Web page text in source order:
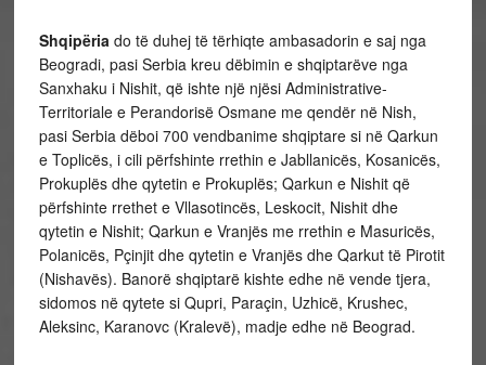
Shqipëria do të duhej të tërhiqte ambasadorin e saj nga
Beogradi, pasi Serbia kreu dëbimin e shqiptarëve nga
Sanxhaku i Nishit, që ishte një njësi Administrative-
Territoriale e Perandorisë Osmane me qendër në Nish,
pasi Serbia dëboi 700 vendbanime shqiptare si në Qarkun
e Toplicës, i cili përfshinte rrethin e Jabllanicës, Kosanicës,
Prokuplës dhe qytetin e Prokuplës; Qarkun e Nishit që
përfshinte rrethet e Vllasotincës, Leskocit, Nishit dhe
qytetin e Nishit; Qarkun e Vranjës me rrethin e Masuricës,
Polanicës, Pçinjit dhe qytetin e Vranjës dhe Qarkut të Pirotit
(Nishavës). Banorë shqiptarë kishte edhe në vende tjera,
sidomos në qytete si Qupri, Paraçin, Uzhicë, Krushec,
Aleksinc, Karanovc (Kralevë), madje edhe në Beograd.